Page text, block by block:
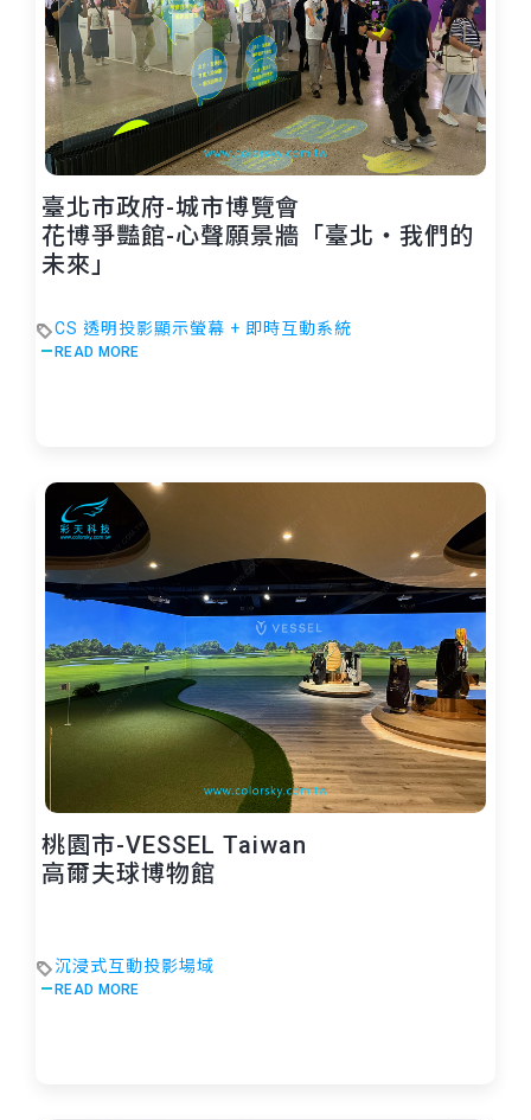
臺北市政府-城市博覽會
花博爭豔館-心聲願景牆「臺北・我們的
未來」
CS 透明投影顯示螢幕 + 即時互動系統
READ MORE
桃園市-VESSEL Taiwan
高爾夫球博物館
沉浸式互動投影場域
READ MORE